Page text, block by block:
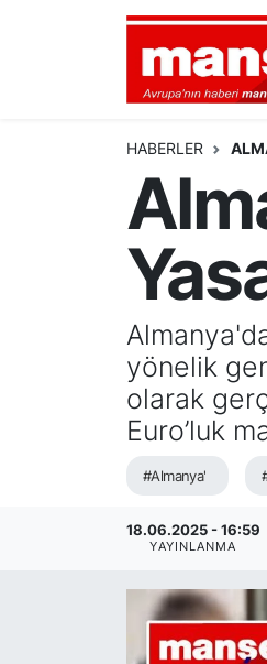
HABERLER
yönelik
olarak
Euro’luk
#Almanya'
18.06.2025 - 16:59
YAYINLANMA
AVRUPA
ALMANYA
TÜRKİYE
DEUTSCH
EKONOMİ
SİYASET
SAĞLIK
Nöbetçi Eczaneler
Hava Durumu
Namaz Vakitleri
Trafik Durumu
Tüm Manşetler
Son Dakika Haberleri
Haber Arşivi